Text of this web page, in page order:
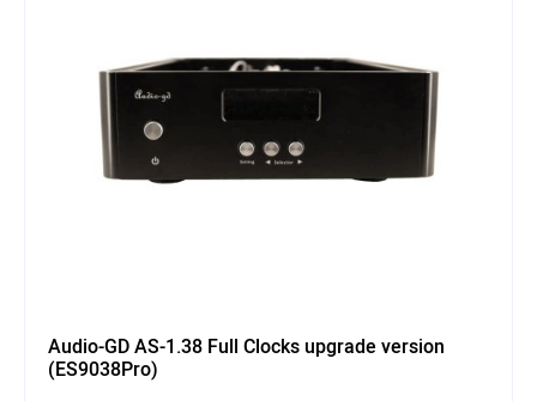
Audio-GD AS-1.38 Full Clocks upgrade version
(ES9038Pro)